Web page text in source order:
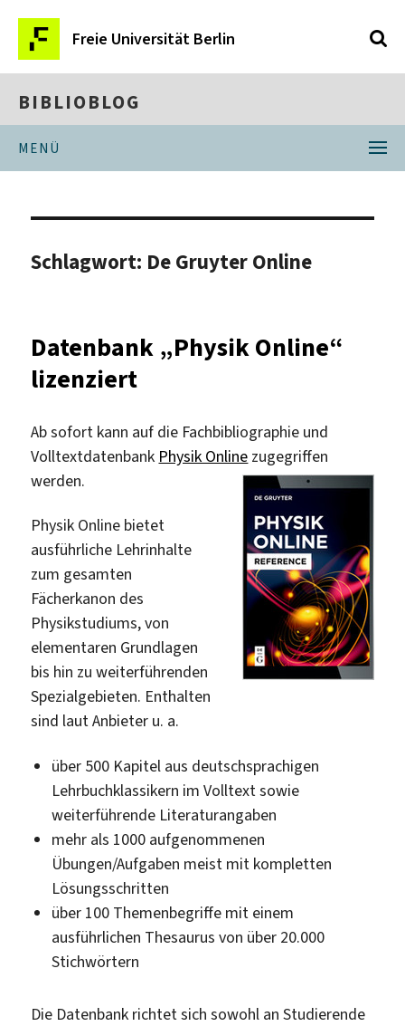
Freie Universität Berlin
BIBLIOBLOG
MENÜ
Schlagwort: De Gruyter Online
Datenbank „Physik Online“
lizenziert
Ab sofort kann auf die Fachbibliographie und
Volltextdatenbank Physik Online zugegriffen
werden.
Physik Online bietet
ausführliche Lehrinhalte
zum gesamten
Fächerkanon des
Physikstudiums, von
elementaren Grundlagen
bis hin zu weiterführenden
Spezialgebieten. Enthalten
sind laut Anbieter u. a.
über 500 Kapitel aus deutschsprachigen
Lehrbuchklassikern im Volltext sowie
weiterführende Literaturangaben
mehr als 1000 aufgenommenen
Übungen/Aufgaben meist mit kompletten
Lösungsschritten
über 100 Themenbegriffe mit einem
ausführlichen Thesaurus von über 20.000
Stichwörtern
Die Datenbank richtet sich sowohl an Studierende